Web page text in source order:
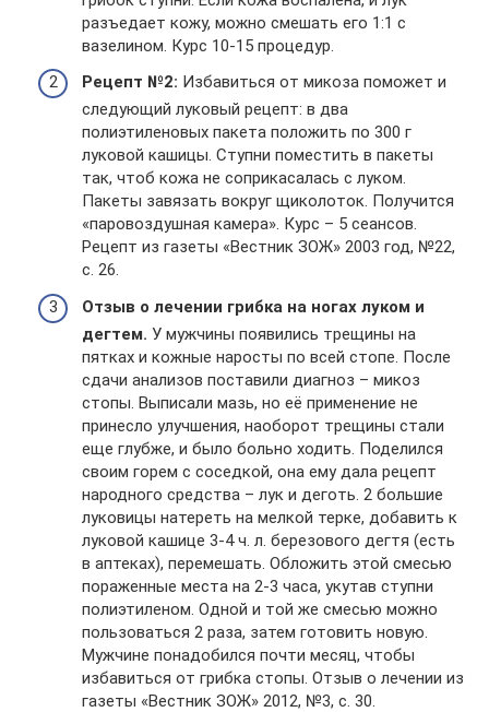
разъедает кожу, можно смешать его 1:1 с
вазелином. Курс 10-15 процедур.
Рецепт №2: Избавиться от микоза поможет и
следующий луковый рецепт: в два
полиэтиленовых пакета положить по 300 г
луковой кашицы. Ступни поместить в пакеты
так, чтоб кожа не соприкасалась с луком.
Пакеты завязать вокруг щиколоток. Получится
«паровоздушная камера». Курс – 5 сеансов.
Рецепт из газеты «Вестник ЗОЖ» 2003 год, №22,
с. 26.
Отзыв о лечении грибка на ногах луком и
дегтем. У мужчины появились трещины на
пятках и кожные наросты по всей стопе. После
сдачи анализов поставили диагноз – микоз
стопы. Выписали мазь, но её применение не
принесло улучшения, наоборот трещины стали
еще глубже, и было больно ходить. Поделился
своим горем с соседкой, она ему дала рецепт
народного средства – лук и деготь. 2 большие
луковицы натереть на мелкой терке, добавить к
луковой кашице 3-4 ч. л. березового дегтя (есть
в аптеках), перемешать. Обложить этой смесью
пораженные места на 2-3 часа, укутав ступни
полиэтиленом. Одной и той же смесью можно
пользоваться 2 раза, затем готовить новую.
Мужчине понадобился почти месяц, чтобы
избавиться от грибка стопы. Отзыв о лечении из
газеты «Вестник ЗОЖ» 2012, №3, с. 30.